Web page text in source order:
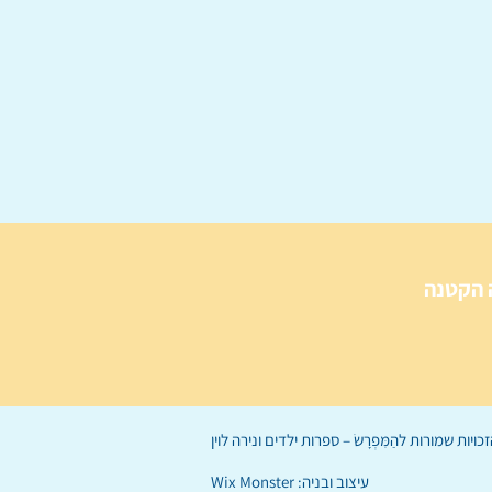
הקטנה
הַמִּפְרָשׂ – ספרות ילדים ונירה לוין
עיצוב ובניה: Wix Monster